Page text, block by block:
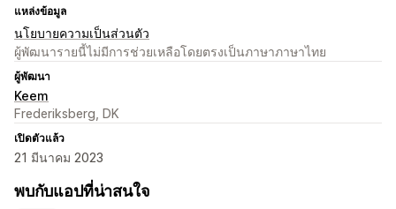
แหล่งข้อมูล
นโยบายความเป็นส่วนตัว
ผู้พัฒนารายนี้ไม่มีการช่วยเหลือโดยตรงเป็นภาษาภาษาไทย
ผู้พัฒนา
Keem
Frederiksberg, DK
เปิดตัวแล้ว
21 มีนาคม 2023
พบกับแอปที่น่าสนใจ